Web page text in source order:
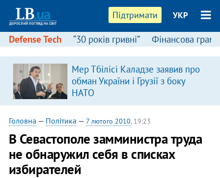
Підтримати УКР
Defense Tech “30 років гривні” Фінансова
Мер Тбілісі Каладзе заявив про
обман України і Грузії з боку
НАТО
Головна — Політика — 7 лютого 2010, 19:23
В Севастополе замминистра труда
не обнаружил себя в списках
избирателей